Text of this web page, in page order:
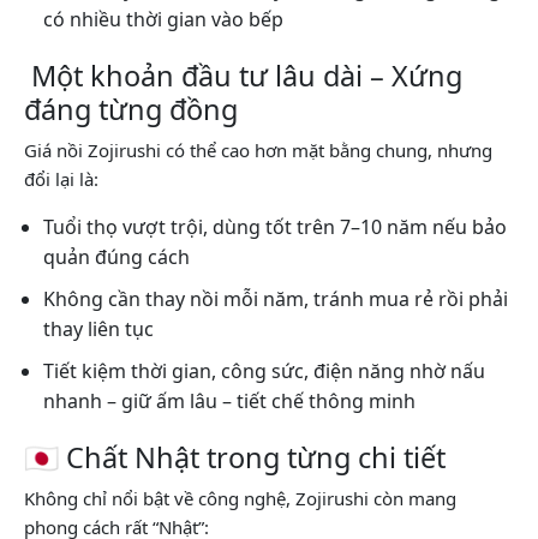
có nhiều thời gian vào bếp
Một khoản đầu tư lâu dài – Xứng
đáng từng đồng
Giá nồi Zojirushi có thể cao hơn mặt bằng chung, nhưng
đổi lại là:
Tuổi thọ vượt trội, dùng tốt trên 7–10 năm nếu bảo
quản đúng cách
Không cần thay nồi mỗi năm, tránh mua rẻ rồi phải
thay liên tục
Tiết kiệm thời gian, công sức, điện năng nhờ nấu
nhanh – giữ ấm lâu – tiết chế thông minh
🇯🇵 Chất Nhật trong từng chi tiết
Không chỉ nổi bật về công nghệ, Zojirushi còn mang
phong cách rất “Nhật”: